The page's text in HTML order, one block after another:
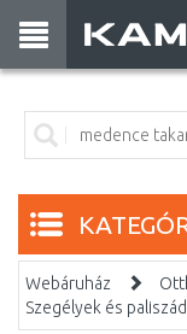
Webáruház
Szegélyek és